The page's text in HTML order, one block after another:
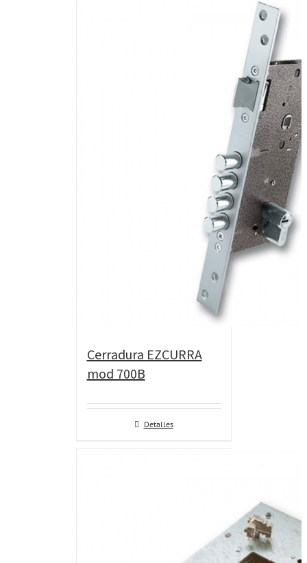
Cerradura EZCURRA
mod 700B
Detalles